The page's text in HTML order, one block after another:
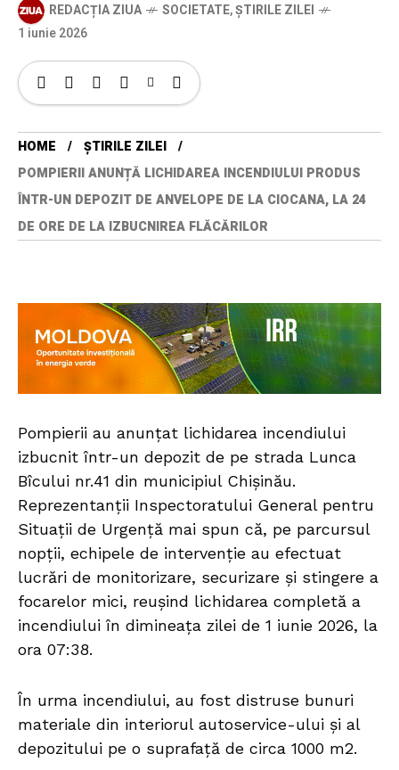
REDACȚIA ZIUA SOCIETATE,ȘTIRILE ZILEI
1 iunie 2026
HOME
ȘTIRILE ZILEI
POMPIERII ANUNȚĂ LICHIDAREA INCENDIULUI PRODUS
ÎNTR-UN DEPOZIT DE ANVELOPE DE LA CIOCANA, LA 24
DE ORE DE LA IZBUCNIREA FLĂCĂRILOR
Pompierii au anunțat lichidarea incendiului
izbucnit într-un depozit de pe strada Lunca
Bîcului nr.41 din municipiul Chișinău.
Reprezentanții Inspectoratului General pentru
Situații de Urgență mai spun că, pe parcursul
nopții, echipele de intervenție au efectuat
lucrări de monitorizare, securizare și stingere a
focarelor mici, reușind lichidarea completă a
incendiului în dimineața zilei de 1 iunie 2026, la
ora 07:38.
În urma incendiului, au fost distruse bunuri
materiale din interiorul autoservice-ului și al
depozitului pe o suprafață de circa 1000 m2.